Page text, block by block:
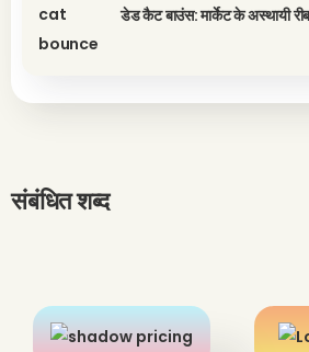
डेड कैट बाउंस: मार्केट के अस्थायी
संबंधित शब्द